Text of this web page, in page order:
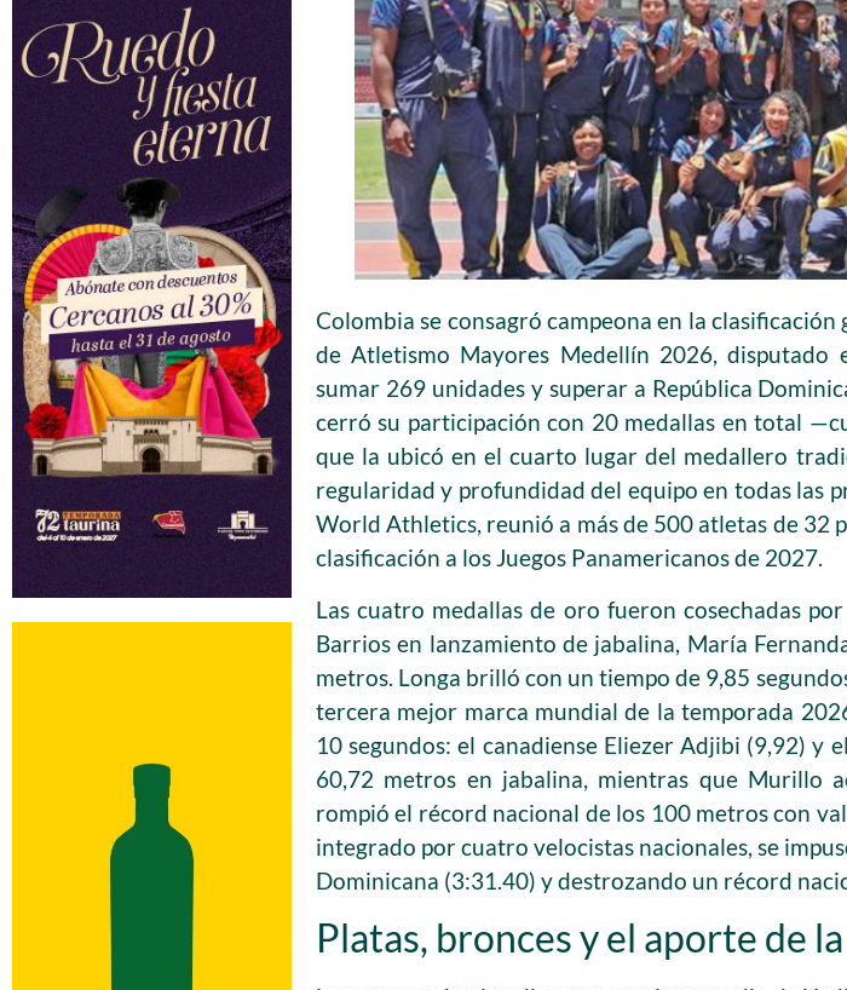
Colombia se consagró campeona en la
de Atletismo Mayores Medellín 2026, disputado
sumar 269 unidades y superar a República
cerró su participación con 20 medallas en total
que la ubicó en el cuarto lugar del medallero
regularidad y profundidad del equipo en todas las
World Athletics, reunió a más de 500 atletas de 32
clasificación a los Juegos Panamericanos de 2027.
Las cuatro medallas de oro fueron cosechadas
Barrios en lanzamiento de jabalina, María
metros. Longa brilló con un tiempo de 9,85
tercera mejor marca mundial de la temporada
10 segundos: el canadiense Eliezer Adjibi (9,92)
60,72 metros en jabalina, mientras que Murillo
rompió el récord nacional de los 100 metros con
integrado por cuatro velocistas nacionales, se
Dominicana (3:31.40) y destrozando un récord
Platas, bronces y el aporte de